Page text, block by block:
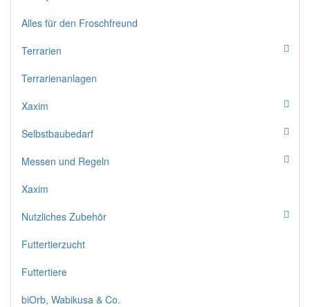
Alles für den Froschfreund
Terrarien
Terrarienanlagen
Xaxim
Selbstbaubedarf
Messen und Regeln
Xaxim
Nutzliches Zubehör
Futtertierzucht
Futtertiere
biOrb, Wabikusa & Co.